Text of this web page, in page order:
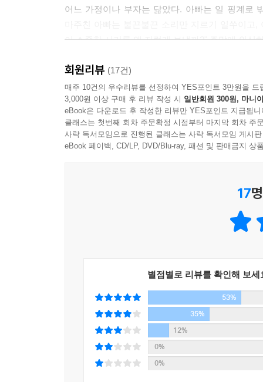
어느 가정이나 부자는 닮았다. 아빠는 일 핑계로
이 소중한 시기를 왜 저렇게 보낼까?" 주말에 외식
비단 이 책의 저자 고형욱, 고창빈 부자의 이야
비슷하지 않은가! 문제는 아무도 아들의 성장에
무엇을 해줄 수 있을까?
고민에 고민을 거듭하다가 마침내 아빠 고형욱이
가기 위해 아빠는 하던 일을 잠시 중단하기로 작
[아빠와 아들이 함께 쓴 42일 논픽션 생존일기]
등을 잘 알 수 있다. 또한 아빠의 일기와 아들의
사실, 관광이니 여행이니 하는 말은 고씨 부자
때문이다. 하필이면 무더운 여름에 스페인에 가
남프랑스의 해변에서는 아들이 실종되어 아빠
결코 쉽지 않은 일이었다.
회원리뷰 (17건)
매주 10건의 우수리뷰를 선정하여 YES포인트 3만원을 드
3,000원 이상 구매 후 리뷰 작성 시 일반회원 300원, 마니
eBook은 다운로드 후 작성한 리뷰만 YES포인트 지급됩니
클래스는 첫번째 회차 주문확정 시점부터 마지막 회차 주
사락 독서모임으로 진행된 클래스는 사락 독서모임 게시
eBook 페이백, CD/LP, DVD/Blu-ray, 패션 및 판매금지 상
17
별점별로 리뷰를 확인해 보세
53%
35%
12%
0%
0%